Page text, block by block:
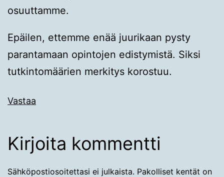
osuuttamme.
Epäilen, ettemme enää juurikaan pysty
parantamaan opintojen edistymistä. Siksi
tutkintomäärien merkitys korostuu.
Vastaa
Kirjoita kommentti
Sähköpostiosoitettasi ei julkaista. Pakolliset kentät on